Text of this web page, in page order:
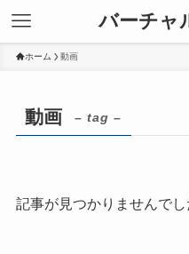
バーチャ
ホーム 動画
動画 – tag –
記事が見つかりませんでし